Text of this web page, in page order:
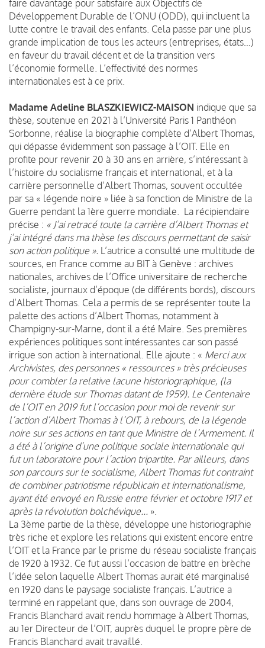
faire davantage pour satisfaire aux Objectifs de
Développement Durable de l’ONU (ODD), qui incluent la
lutte contre le travail des enfants. Cela passe par une plus
grande implication de tous les acteurs (entreprises, états…)
en faveur du travail décent et de la transition vers
l’économie formelle. L’effectivité des normes
internationales est à ce prix.
Madame Adeline BLASZKIEWICZ-MAISON indique que sa
thèse, soutenue en 2021 à l’Université Paris 1 Panthéon
Sorbonne, réalise la biographie complète d’Albert Thomas,
qui dépasse évidemment son passage à l’OIT. Elle en
profite pour revenir 20 à 30 ans en arrière, s’intéressant à
l’histoire du socialisme français et international, et à la
carrière personnelle d’Albert Thomas, souvent occultée
par sa « légende noire » liée à sa fonction de Ministre de la
Guerre pendant la 1ère guerre mondiale. La récipiendaire
précise : « J’ai retracé toute la carrière d’Albert Thomas et
j’ai intégré dans ma thèse les discours permettant de saisir
son action politique ». L’autrice a consulté une multitude de
sources, en France comme au BIT à Genève : archives
nationales, archives de l’Office universitaire de recherche
socialiste, journaux d’époque (de différents bords), discours
d’Albert Thomas. Cela a permis de se représenter toute la
palette des actions d’Albert Thomas, notamment à
Champigny-sur-Marne, dont il a été Maire. Ses premières
expériences politiques sont intéressantes car son passé
irrigue son action à international. Elle ajoute : « Merci aux
Archivistes, des personnes « ressources » très précieuses
pour combler la relative lacune historiographique, (la
dernière étude sur Thomas datant de 1959). Le Centenaire
de l’OIT en 2019 fut l’occasion pour moi de revenir sur
l’action d’Albert Thomas à l’OIT, à rebours, de la légende
noire sur ses actions en tant que Ministre de l’Armement. Il
a été à l’origine d’une politique sociale internationale qui
fut un laboratoire pour l’action tripartite. Par ailleurs, dans
son parcours sur le socialisme, Albert Thomas fut contraint
de combiner patriotisme républicain et internationalisme,
ayant été envoyé en Russie entre février et octobre 1917 et
après la révolution bolchévique... ».
La 3ème partie de la thèse, développe une historiographie
très riche et explore les relations qui existent encore entre
l’OIT et la France par le prisme du réseau socialiste français
de 1920 à 1932. Ce fut aussi l’occasion de battre en brèche
l’idée selon laquelle Albert Thomas aurait été marginalisé
en 1920 dans le paysage socialiste français. L’autrice a
terminé en rappelant que, dans son ouvrage de 2004,
Francis Blanchard avait rendu hommage à Albert Thomas,
au 1er Directeur de l’OIT, auprès duquel le propre père de
Francis Blanchard avait travaillé.